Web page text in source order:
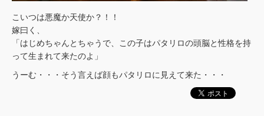
こいつは悪魔か天使か？！！
嫁曰く、
「はじめちゃんとちゃうで、この子はパタリロの頭脳と性格を持
って生まれて来たのよ」
うーむ・・・そう言えば顔もパタリロに見えて来た・・・